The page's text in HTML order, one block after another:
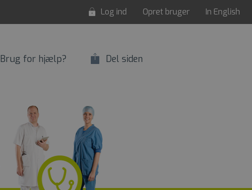
Log ind Opret bruger In English
Brug for hjælp? Del siden